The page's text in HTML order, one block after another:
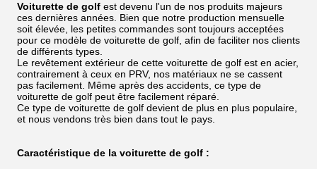
Voiturette de golf est devenu l'un de nos produits majeurs
ces dernières années. Bien que notre production mensuelle
soit élevée, les petites commandes sont toujours acceptées
pour ce modèle de voiturette de golf, afin de faciliter nos clients
de différents types.
Le revêtement extérieur de cette voiturette de golf est en acier,
contrairement à ceux en PRV, nos matériaux ne se cassent
pas facilement. Même après des accidents, ce type de
voiturette de golf peut être facilement réparé.
Ce type de voiturette de golf devient de plus en plus populaire,
et nous vendons très bien dans tout le pays.
Caractéristique de la voiturette de golf :